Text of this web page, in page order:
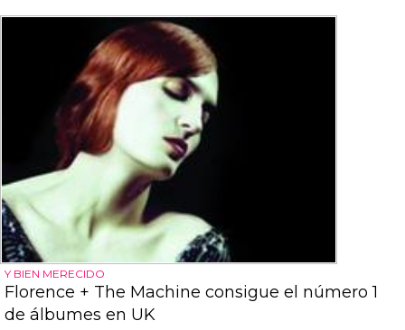
Y BIEN MERECIDO
Florence + The Machine consigue el número 1
de álbumes en UK